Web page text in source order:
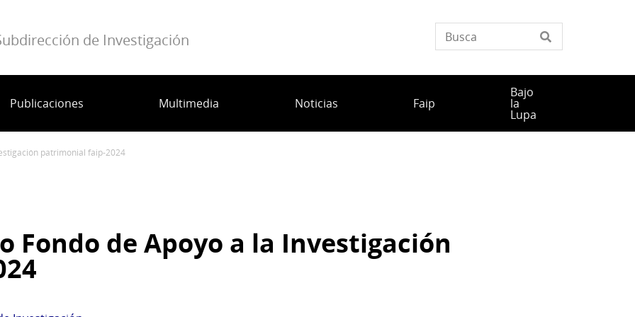
de Investigación
Publicaciones Multimedia Noticias Faip
Bajo
la
Lupa
patrimonial faip-2024
Fondo de Apoyo a la Investigación